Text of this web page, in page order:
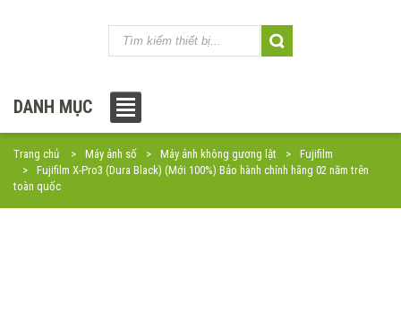
DANH MỤC
Trang chủ Máy ảnh số Máy ảnh không gương lật
Fujifilm
Fujifilm X-Pro3 (Dura Black) (Mới 100%) Bảo hành chính hãng 02 năm trên
toàn quốc